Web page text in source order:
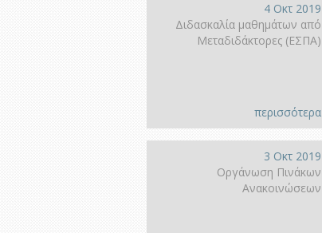
4 Οκτ 2019
Διδασκαλία μαθημάτων από
Μεταδιδάκτορες (ΕΣΠΑ)
περισσότερα
3 Οκτ 2019
Οργάνωση Πινάκων
Ανακοινώσεων